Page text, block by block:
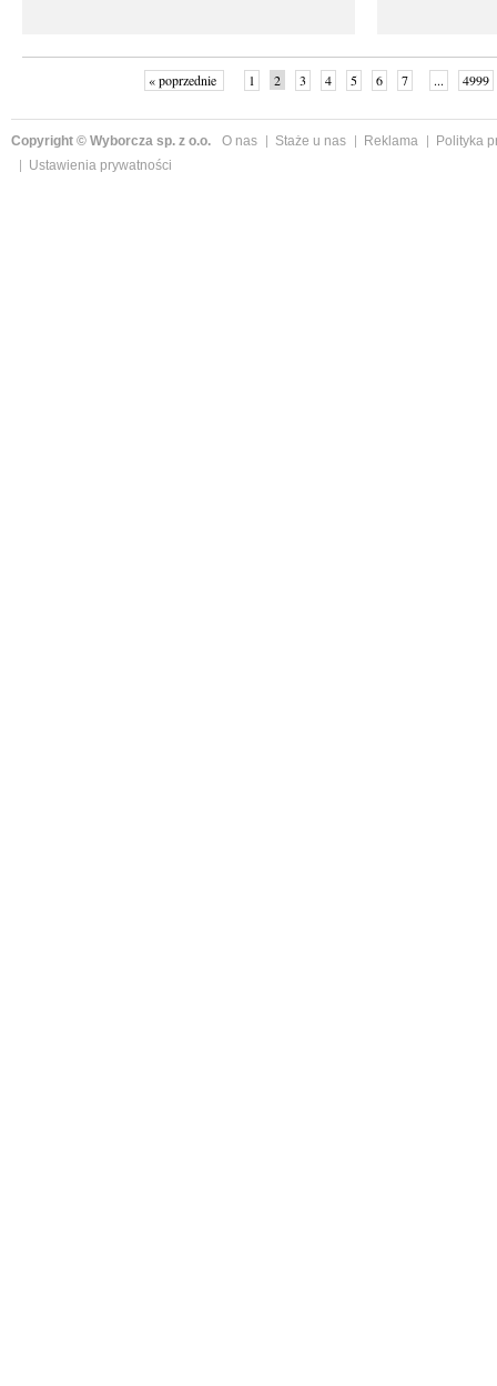
« poprzednie 1 2 3 4 5 6 7 ... 4999
Copyright © Wyborcza sp. z o.o. O nas Staże u nas Reklama
Polityka
Ustawienia prywatności